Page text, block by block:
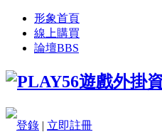
形象首頁
線上購買
論壇BBS
登錄 | 立即註冊